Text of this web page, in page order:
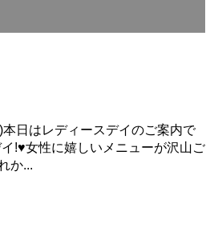
日はレディースデイのご案内で
!♥女性に嬉しいメニューが沢山ご
か...